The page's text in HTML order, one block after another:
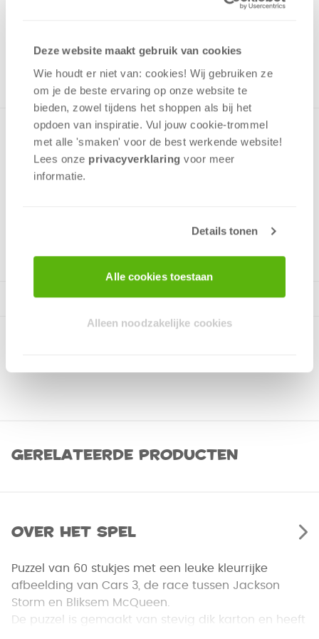
Deze website maakt gebruik van cookies
Wie houdt er niet van: cookies! Wij gebruiken ze
om je de beste ervaring op onze website te
bieden, zowel tijdens het shoppen als bij het
opdoen van inspiratie. Vul jouw cookie-trommel
met alle 'smaken' voor de best werkende website​!
Lees onze privacyverklaring voor meer
informatie.
Details tonen
Alle cookies toestaan
Alleen noodzakelijke cookies
UIT HET ASSORTIMENT
Puzzel van 60 stukjes met een leuke kleurrijke afbeelding
van Cars 3, de race tussen Jackson Storm en Bliksem
McQueen.De puzzel is gemaakt van stevig dik karton en
heeft stukjes die perfect passen.
Gerelateerde producten
Over het spel
Puzzel van 60 stukjes met een leuke kleurrijke
afbeelding van Cars 3, de race tussen Jackson
Storm en Bliksem McQueen.
De puzzel is gemaakt van stevig dik karton en heeft